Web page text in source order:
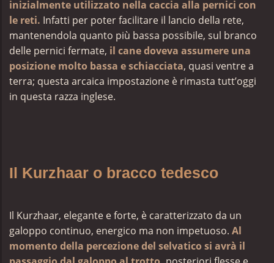
inizialmente utilizzato nella caccia alla pernici con
le reti. Infatti per poter facilitare il lancio della rete,
mantenendola quanto più bassa possibile, sul branco
delle pernici fermate, il cane doveva assumere una
posizione molto bassa e schiacciata, quasi ventre a
terra; questa arcaica impostazione è rimasta tutt’oggi
in questa razza inglese.
Il Kurzhaar o bracco tedesco
Il Kurzhaar, elegante e forte, è caratterizzato da un
galoppo continuo, energico ma non impetuoso. Al
momento della percezione del selvatico si avrà il